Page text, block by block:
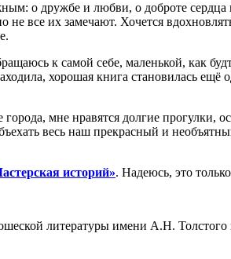
о дружбе и любви, о доброте
все их замечают. Хочется
к самой себе, маленькой, как
хорошая книга становилась
мне нравятся долгие
весь наш прекрасный и
историй». Надеюсь, это
литературы имени А.Н.